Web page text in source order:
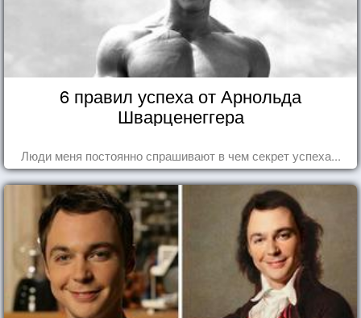
6 правил успеха от Арнольда
Шварценеггера
Люди меня постоянно спрашивают в чем секрет успеха...